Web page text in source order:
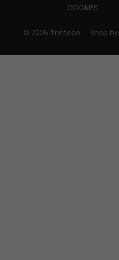
© 2026 Trinteco
COOKIES
Shop by